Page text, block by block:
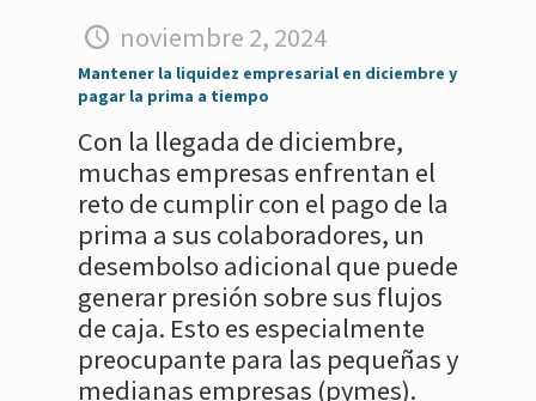
noviembre 2, 2024
Mantener la liquidez empresarial en diciembre y
pagar la prima a tiempo
Con la llegada de diciembre,
muchas empresas enfrentan el
reto de cumplir con el pago de la
prima a sus colaboradores, un
desembolso adicional que puede
generar presión sobre sus flujos
de caja. Esto es especialmente
preocupante para las pequeñas y
medianas empresas (pymes).